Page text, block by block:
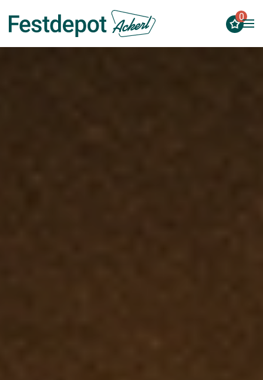
Zum Hauptinhalt springen
0